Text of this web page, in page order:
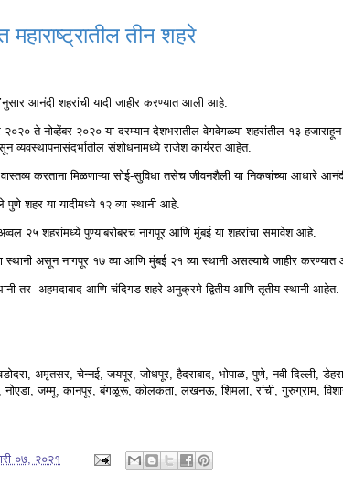
तीन शहरे
आनंदी शहरांची यादी जाहीर करण्यात आली आहे.
२०२० ते नोव्हेंबर २०२० या दरम्यान देशभरातील वेगवेगळ्या शहरांतील १३
संशोधनामध्ये राजेश कार्यरत आहेत.
करताना मिळणाऱ्या सोई-सुविधा तसेच जीवनशैली या निकषांच्या आधारे
शहर या यादीमध्ये १२ व्या स्थानी आहे.
२५ शहरांमध्ये पुण्याबरोबरच नागपूर आणि मुंबई या शहरांचा समावेश आहे.
स्थानी असून नागपूर १७ व्या आणि मुंबई २१ व्या स्थानी असल्याचे जाहीर
तर अहमदाबाद आणि चंदिगड शहरे अनुक्रमे द्वितीय आणि तृतीय स्थानी आहेत.
अमृतसर, चेन्नई, जयपूर, जोधपूर, हैदराबाद, भोपाळ, पुणे, नवी दिल्ली,
नोएडा, जम्मू, कानपूर, बंगळूरू, कोलकता, लखनऊ, शिमला, रांची, गुरुग्राम,
०७, २०२१